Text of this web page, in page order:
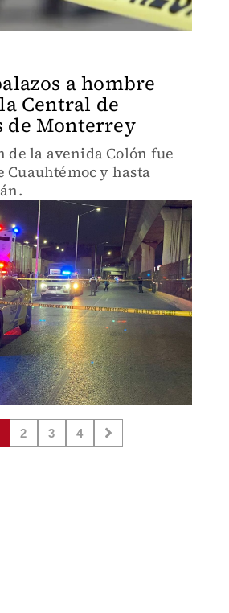
a hombre
Central de
de Monterrey
de la avenida Colón fue
Cuauhtémoc y hasta
2 3 4